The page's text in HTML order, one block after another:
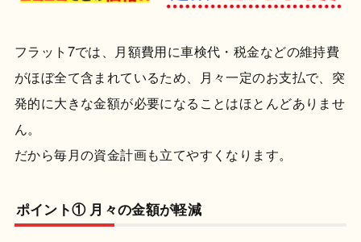
フラット7では、月額費用に車検代・税金などの維持費
がほぼ全て含まれているため、月々一定のお支払で、突
発的に大きな金額が必要になることはほとんどありませ
ん。
だから毎月の資金計画も立てやすくなります。
ポイント① 月々の金額が軽減